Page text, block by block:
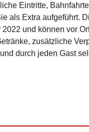
Eintritte,
als Extra aufgeführt.
und kön­nen vor
zusätzliche
durch jeden Gast